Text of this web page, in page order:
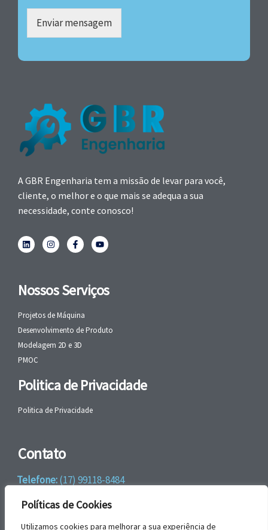
Políticas de Cookies
Utilizamos cookies para melhorar a sua experiência de
Enviar mensagem
A GBR Engenharia tem a missão de levar para você,
cliente, o melhor e o que mais se adequa a sua
necessidade, conte conosco!
Nossos Serviços
Projetos de Máquina
Desenvolvimento de Produto
Modelagem 2D e 3D
PMOC
Politica de Privacidade
Politica de Privacidade
Contato
Telefone:(17) 99118-8484
WhatsApp:+55 (17) 99118-8484
email:faleconosco@gbrengenharia.com